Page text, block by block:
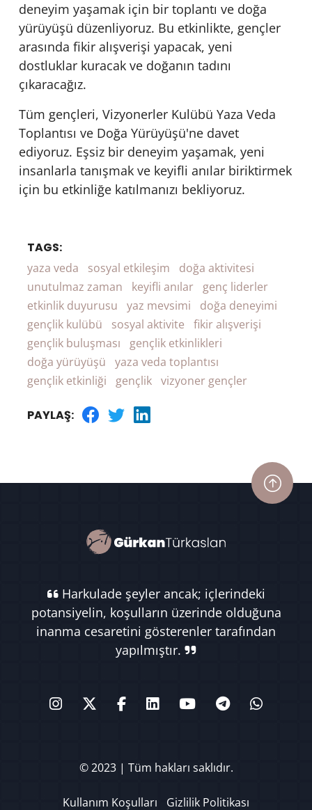
deneyim yaşamak için bir toplantı ve doğa
yürüyüşü düzenliyoruz. Bu etkinlikte, gençler
arasında fikir alışverişi yapacak, yeni
dostluklar kuracak ve doğanın tadını
çıkaracağız.
Tüm gençleri, Vizyonerler Kulübü Yaza Veda
Toplantısı ve Doğa Yürüyüşü'ne davet
ediyoruz. Eşsiz bir deneyim yaşamak, yeni
insanlarla tanışmak ve keyifli anılar biriktirmek
için bu etkinliğe katılmanızı bekliyoruz.
TAGS:
yaza veda sosyal etkileşim
doğa aktivitesi
unutulmaz zaman
keyifli anılar
genç liderler
etkinlik duyurusu
yaz mevsimi
doğa deneyimi
gençlik kulübü
sosyal aktivite
fikir alışverişi
gençlik buluşması
gençlik etkinlikleri
doğa yürüyüşü
yaza veda toplantısı
gençlik etkinliği
gençlik vizyoner gençler
PAYLAŞ:
Harkulade şeyler ancak; içlerindeki
potansiyelin, koşulların üzerinde olduğuna
inanma cesaretini gösterenler tarafından
yapılmıştır.
© 2023 | Tüm hakları saklıdır.
Kullanım Koşulları Gizlilik Politikası